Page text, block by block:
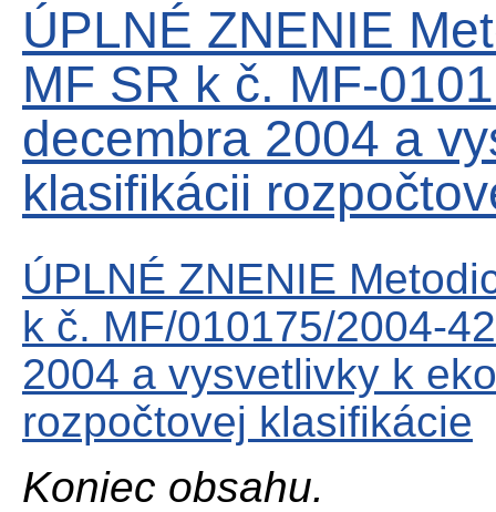
ÚPLNÉ ZNENIE
MF SR k č. MF-
decembra 2004 a
klasifikácii
ÚPLNÉ ZNENIE
k č. MF/010175/2004-
2004 a vysvetlivky k
rozpočtovej klasifikácie
Koniec obsahu.